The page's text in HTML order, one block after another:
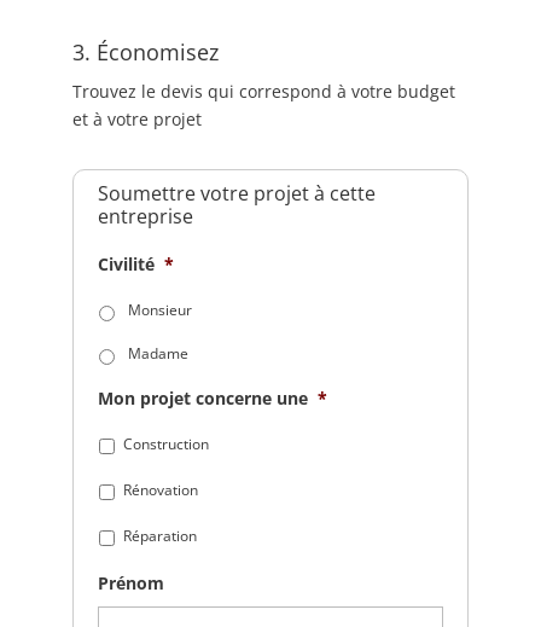
3. Économisez
Trouvez le devis qui correspond à votre budget
et à votre projet
Soumettre votre projet à cette
entreprise
Civilité *
Monsieur
Madame
Mon projet concerne une *
Construction
Rénovation
Réparation
Prénom